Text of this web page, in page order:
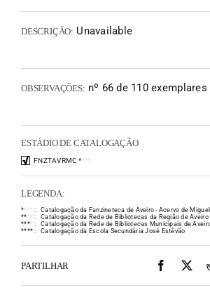
DESCRIÇÃO: Unavailable
OBSERVAÇÕES: nº 66 de 110 exemplares
ESTÁDIO DE CATALOGAÇÃO
FNZTAVRMC ****
LEGENDA:
** * * :
Catalogação da Fanzineteca de Aveiro - Acervo de
** * * :
Catalogação da Rede de Bibliotecas da Região de Aveiro
**** :
Catalogação da Rede de Bibliotecas Municipais de
**** : Catalogação da Escola Secundária José Estêvão
PARTILHAR X